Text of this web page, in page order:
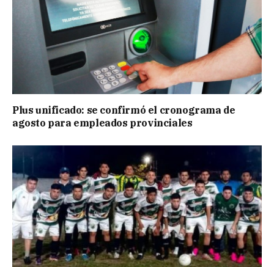
Plus unificado: se confirmó el cronograma de
agosto para empleados provinciales